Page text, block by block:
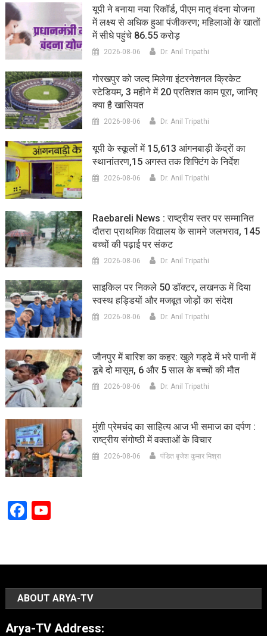
यूपी ने बनाया नया रिकॉर्ड, पीएम मातृ वंदना योजना
में लक्ष्य से अधिक हुआ पंजीकरण; महिलाओं के खातों
में सीधे पहुंचे 86.55 करोड़
2026-08-06 Dr. Anil Tripathi
गोरखपुर को जल्द मिलेगा इंटरनेशनल क्रिकेट
स्टेडियम, 3 महीने में 20 प्रतिशत काम पूरा, जानिए
क्या है खासियत
2026-08-06 Dr. Anil Tripathi
यूपी के स्कूलों में 15,613 आंगनबाड़ी केंद्रों का
स्थानांतरण,15 अगस्त तक शिफ्टिंग के निर्देश
2026-08-06 Dr. Anil Tripathi
Raebareli News : राष्ट्रीय स्तर पर सम्मानित
दौतरा प्राथमिक विद्यालय के सामने जलभराव, 145
बच्चों की पढ़ाई पर संकट
2026-08-06 Dr. Anil Tripathi
साइकिल पर निकले 50 डॉक्टर, लखनऊ में दिया
स्वस्थ हड्डियों और मजबूत जोड़ों का संदेश
2026-08-06 Dr. Anil Tripathi
जौनपुर में बारिश का कहर: खुले गड्ढे में भरे पानी में
डूबे दो मासूम, 6 और 5 साल के बच्चों की मौत
2026-08-06 Dr. Anil Tripathi
मुंशी प्रेमचंद का साहित्य आज भी समाज का दर्पण :
राष्ट्रीय संगोष्ठी में वक्ताओं के विचार
2026-08-06 पंडित बृजेश कुमार मिश्रा
Facebook
YouTube
ABOUT ARYA-TV
Arya-TV Address: